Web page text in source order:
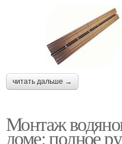
читать дальше →
Монтаж
доме: полное